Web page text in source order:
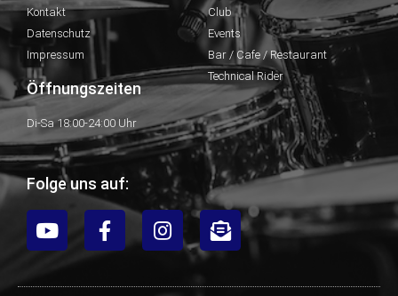
Kontakt
Datenschutz
Impressum
Öffnungszeiten
Di-Sa 18:00-24:00 Uhr
Club
Events
Bar / Cafe / Restaurant
Technical Rider
Folge uns auf: